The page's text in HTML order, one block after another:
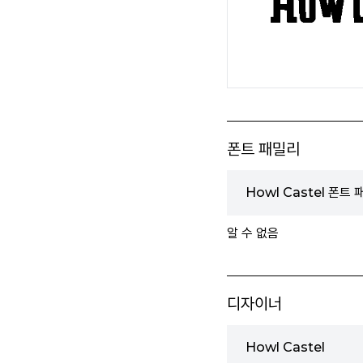
폰트 패밀리
Howl Castel 폰트
알 수 없음
디자이너
Howl Castel